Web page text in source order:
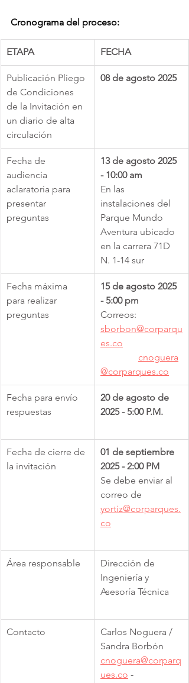
Cronograma del proceso:
ETAPA FECHA
Publicación Pliego
de Condiciones
de la Invitación en
un diario de alta
circulación
08 de agosto 2025
Fecha de
audiencia
aclaratoria para
presentar
preguntas
13 de agosto 2025
- 10:00 am
En las
instalaciones del
Parque Mundo
Aventura ubicado
en la carrera 71D
N. 1-14 sur
Fecha máxima
para realizar
preguntas
15 de agosto 2025
- 5:00 pm
Correos:
sborbon@corparqu
es.co
cnoguera
@corparques.co
Fecha para envío
respuestas
20 de agosto de
2025 - 5:00 P.M.
Fecha de cierre de
la invitación
01 de septiembre
2025 - 2:00 PM
Se debe enviar al
correo de
yortiz@corparques.
co
Área responsable
Dirección de
Ingeniería y
Asesoría Técnica
Contacto
Carlos Noguera /
Sandra Borbón
cnoguera@corparq
ues.co -